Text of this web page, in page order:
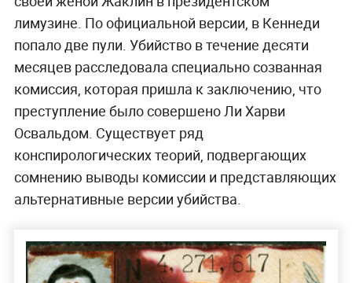
лимузине. По официальной версии, в Кеннеди
попало две пули. Убийство в течение десяти
месяцев расследовала специально созванная
комиссия, которая пришла к заключению, что
преступление было совершено Ли Харви
Освальдом. Существует ряд
конспирологических теорий, подвергающих
сомнению выводы комиссии и представляющих
альтернативные версии убийства.